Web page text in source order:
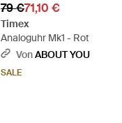
79 €71,10 €
Timex
Analoguhr Mk1 - Rot
VonABOUT YOU
SALE